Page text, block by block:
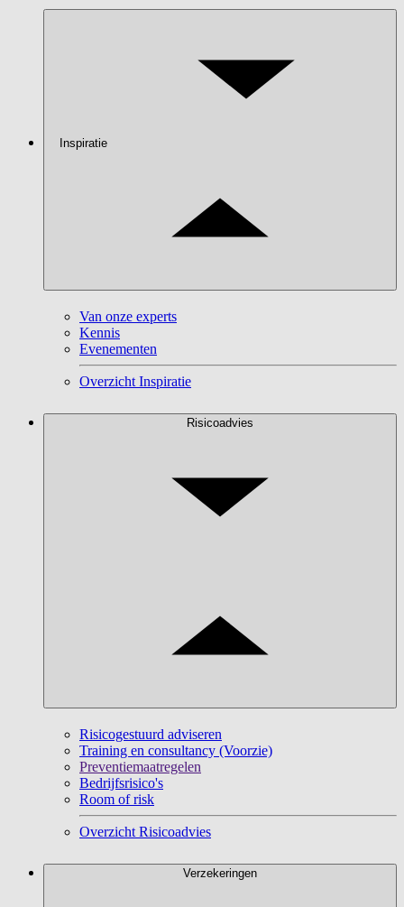
Inspiratie
Van onze experts
Kennis
Evenementen
Overzicht Inspiratie
Risicoadvies
Risicogestuurd adviseren
Training en consultancy (Voorzie)
Preventiemaatregelen
Bedrijfsrisico's
Room of risk
Overzicht Risicoadvies
Verzekeringen